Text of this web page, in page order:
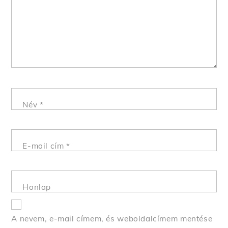
Név *
E-mail cím*
Honlap
A nevem, e-mail címem, és weboldalcímem mentése